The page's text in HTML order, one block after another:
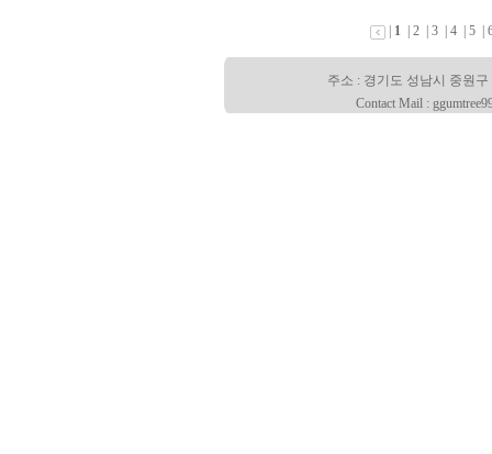
1| 2| 3| 4| 5|
주소 : 경기도 성남시 중원
Contact Mail :